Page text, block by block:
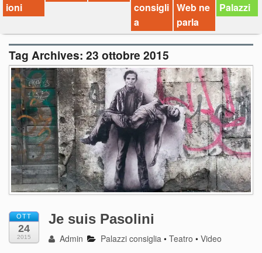
Chi siamo
Contatti
dT in English
ioni
consigli
a
Web ne
parla
Palazzi
Tag Archives: 23 ottobre 2015
OTT
24
2015
Je suis Pasolini
Admin Palazzi consiglia •Teatro •Video